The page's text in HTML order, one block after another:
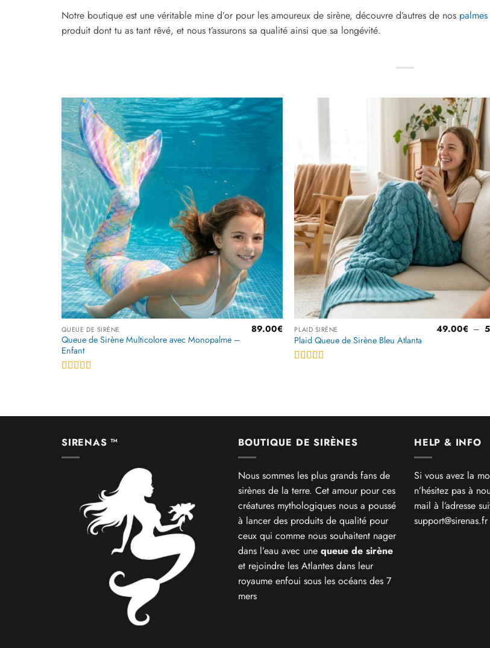
Notre boutique est une véritable mine d’or pour les amoureux de sirène, découvre d’autres de nos palmes
produit dont tu as tant rêvé, et nous t’assurons sa qualité ainsi que sa longévité.
QUEUE DE SIRÈNE
Queue de Sirène Multicolore avec Monopalme –
Enfant
89.00€ PLAID SIRÈNE
Plaid Queue de Sirène Bleu Atlanta
49.00€ –
SIRENAS ™ BOUTIQUE DE SIRÈNES
Nous sommes les plus grands fans de
sirènes de la terre. Cet amour pour ces
créatures mythologiques nous a poussé
à lancer des produits de qualité pour
ceux qui comme nous souhaitent nager
dans l’eau avec une queue de sirène
et rejoindre les Atlantes dans leur
royaume enfoui sous les océans des 7
mers
HELP & INFO
Si vous avez la
n’hésitez pas à
mail à l’adresse
support@sirenas.fr